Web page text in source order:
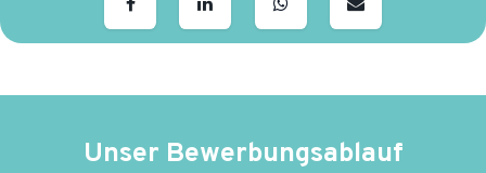
Unser Bewerbungsablauf